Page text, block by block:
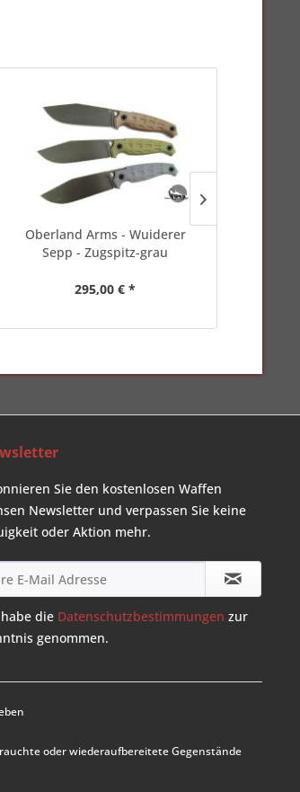
Oberland Arms - Wuiderer
Sepp - Zugspitz-grau
295,00 € *
Sie den kostenlosen Waffen
Newsletter und verpassen Sie keine
oder Aktion mehr.
die Datenschutzbestimmungen zur
genommen.
oder wiederaufbereitete Gegenstände